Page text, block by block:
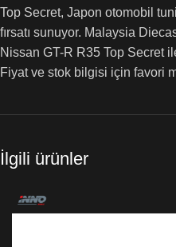
Top Secret, Japon otomobil
fırsatı sunuyor. Malaysia
Nissan GT-R R35 Top Secret
Fiyat ve stok bilgisi için favori
İlgili ürünler